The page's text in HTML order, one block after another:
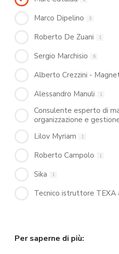
Marco Dipelino 3
Roberto De Zuani 1
Sergio Marchisio 6
Alberto Crezzini -
Alessandro Manuli 1
Consulente esperto di
organizzazione e
Lilov Myriam 1
Roberto Campolo 1
Sika 1
Tecnico istruttore TEXA
Per saperne di più: